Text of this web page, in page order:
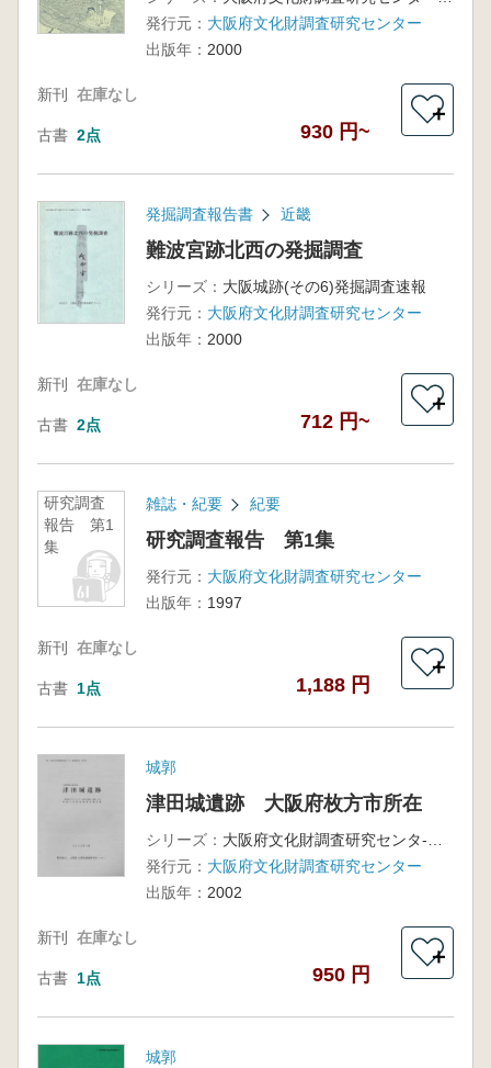
発行元： 大阪府文化財調査研究センター
出版年： 2000
新刊 在庫なし
古書 2点 930 円~
＋
発掘調査報告書 近畿
難波宮跡北西の発掘調査
シリーズ： 大阪城跡(その6)発掘調査速報
発行元： 大阪府文化財調査研究センター
出版年： 2000
新刊 在庫なし
古書 2点 712 円~
＋
研究調査
報告 第1
集
雑誌・紀要 紀要
研究調査報告 第1集
発行元： 大阪府文化財調査研究センター
出版年： 1997
新刊 在庫なし
古書 1点 1,188 円
＋
城郭
津田城遺跡 大阪府枚方市所在
シリーズ：
発行元： 大阪府文化財調査研究センター
出版年： 2002
新刊 在庫なし
古書 1点 950 円
＋
城郭